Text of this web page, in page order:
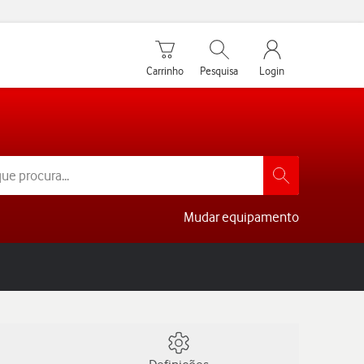
Carrinho de compras
Carrinho
Pesquisar
Pesquisa
My Vodafone
Login
Mudar equipamento